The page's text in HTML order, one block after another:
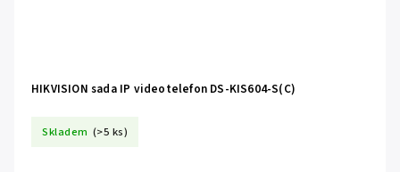
HIKVISION sada IP videotelefon DS-KIS604-S(C)
Skladem (>5 ks)